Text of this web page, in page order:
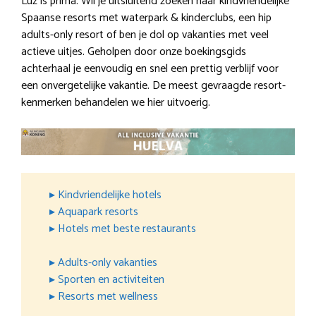
Spaanse resorts met waterpark & kinderclubs, een hip
adults-only resort of ben je dol op vakanties met veel
actieve uitjes. Geholpen door onze boekingsgids
achterhaal je eenvoudig en snel een prettig verblijf voor
een onvergetelijke vakantie. De meest gevraagde resort-
kenmerken behandelen we hier uitvoerig.
▸ Kindvriendelijke hotels
▸ Aquapark resorts
▸ Hotels met beste restaurants
▸ Adults-only vakanties
▸ Sporten en activiteiten
▸ Resorts met wellness